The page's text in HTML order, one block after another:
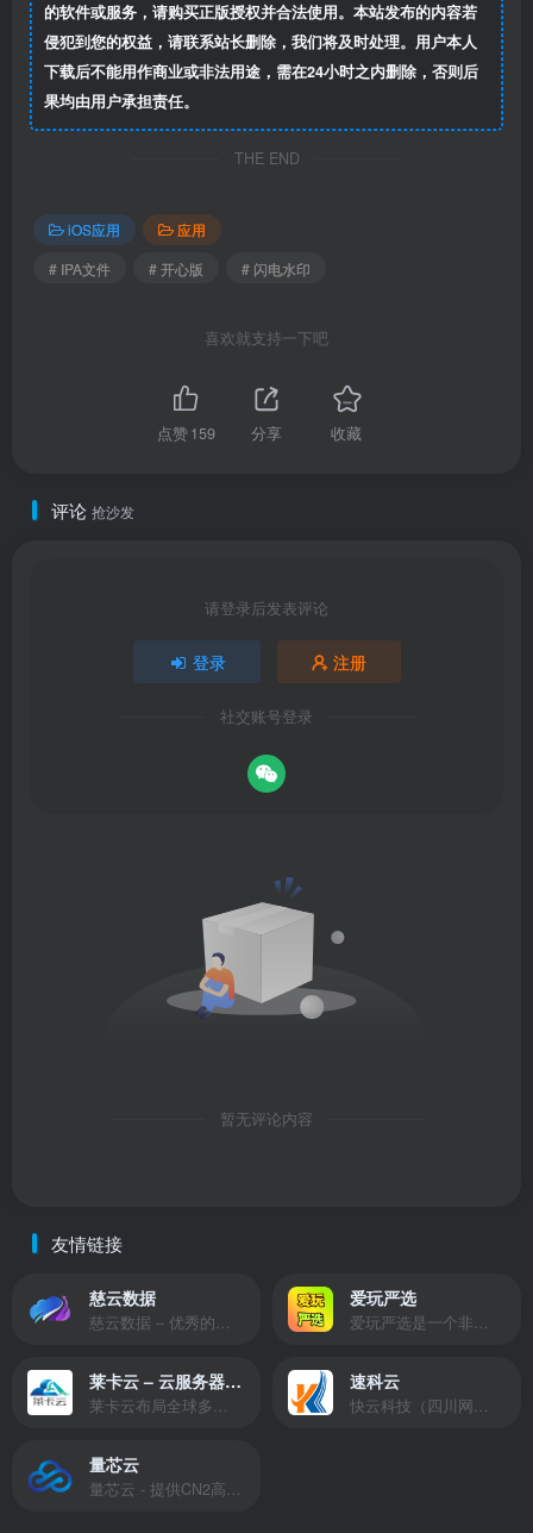
的软件或服务，请购买正版授权并合法使用。本站发布的内容若
侵犯到您的权益，请联系站长删除，我们将及时处理。用户本人
下载后不能用作商业或非法用途，需在24小时之内删除，否则后
果均由用户承担责任。
THE END
iOS应用
应用
# IPA文件
# 开心版 # 闪电水印
喜欢就支持一下吧
点赞159 分享 收藏
评论 抢沙发
请登录后发表评论
登录 注册
社交账号登录
暂无评论内容
友情链接
慈云数据
慈云数据 – 优秀的云服务器服务商，提供最具有性价比的产品。慈云数据是开发者必不可少的良心云
爱玩严选
爱玩严选是一个非常有保障且性价比极高的虚拟商城，包括但不限于苹果证书、技术指导、会员充值等多种虚拟服务！
莱卡云 – 云服务器提供商
莱卡云布局全球多个地理区域。提供服务有：境外云服务器、国内云服务器、独立服务器、服务器托管、CDN、SSL证书、游戏服务器等业务。
速科云
快云科技（四川网联快云科技有限公司）成立于2021年，主营互联网业务平台服务提供商。公司专注为用户提供低价高性能云计算产品，致力于云计算应用的易用性开发，并引导云计算在国内普及
量芯云
量芯云 - 提供CN2高速香港美国云服务器&专业高防服务器租用等云服务器供应商